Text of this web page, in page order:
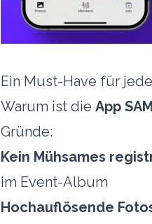
Ein Must-Have für
Warum ist die App SAM
Gründe:
Kein Mühsames
im Event-Album
Hochauflösende